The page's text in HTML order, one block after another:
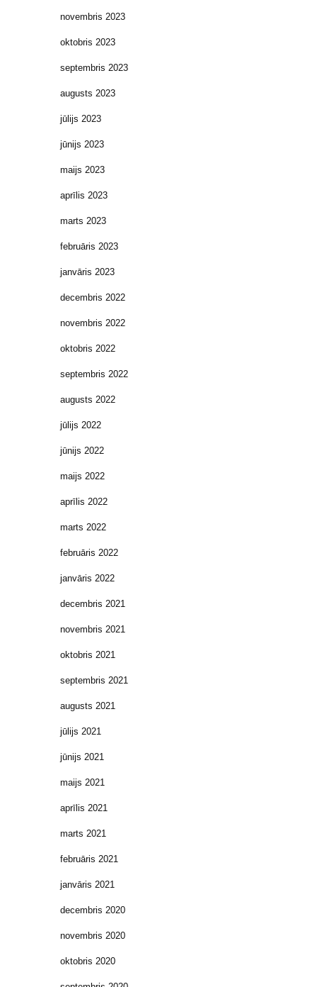
novembris 2023
oktobris 2023
septembris 2023
augusts 2023
jūlijs 2023
jūnijs 2023
maijs 2023
aprīlis 2023
marts 2023
februāris 2023
janvāris 2023
decembris 2022
novembris 2022
oktobris 2022
septembris 2022
augusts 2022
jūlijs 2022
jūnijs 2022
maijs 2022
aprīlis 2022
marts 2022
februāris 2022
janvāris 2022
decembris 2021
novembris 2021
oktobris 2021
septembris 2021
augusts 2021
jūlijs 2021
jūnijs 2021
maijs 2021
aprīlis 2021
marts 2021
februāris 2021
janvāris 2021
decembris 2020
novembris 2020
oktobris 2020